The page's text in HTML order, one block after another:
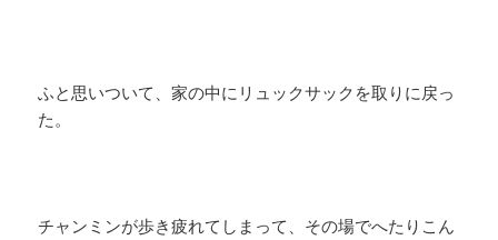
ふと思いついて、家の中にリュックサックを取りに戻っ
た。
チャンミンが歩き疲れてしまって、その場でへたりこん